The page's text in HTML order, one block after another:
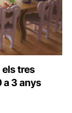
els tres
a 3 anys